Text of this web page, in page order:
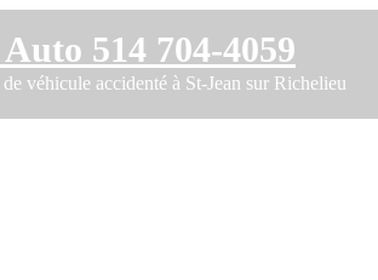
514 704-4059
véhicule accidenté à St-Jean sur Richelieu